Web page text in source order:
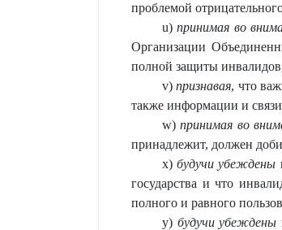
проблемой
u)принимая во
Организации
полной защиты
v)признавая, что
также информации и
w)принимая во
принадлежит, должен
х)будучи убеждены
государства и что
полного и равного
у) будучи убеждены